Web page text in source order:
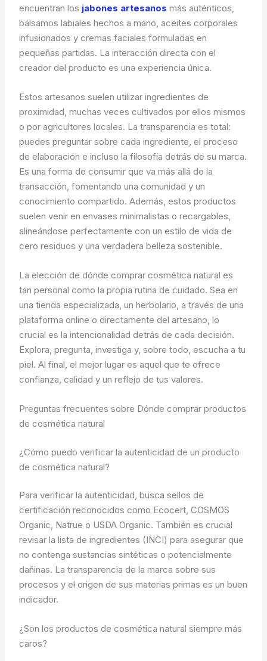
encuentran los jabones artesanos más auténticos,
bálsamos labiales hechos a mano, aceites corporales
infusionados y cremas faciales formuladas en
pequeñas partidas. La interacción directa con el
creador del producto es una experiencia única.
Estos artesanos suelen utilizar ingredientes de
proximidad, muchas veces cultivados por ellos mismos
o por agricultores locales. La transparencia es total:
puedes preguntar sobre cada ingrediente, el proceso
de elaboración e incluso la filosofía detrás de su marca.
Es una forma de consumir que va más allá de la
transacción, fomentando una comunidad y un
conocimiento compartido. Además, estos productos
suelen venir en envases minimalistas o recargables,
alineándose perfectamente con un estilo de vida de
cero residuos y una verdadera belleza sostenible.
La elección de dónde comprar cosmética natural es
tan personal como la propia rutina de cuidado. Sea en
una tienda especializada, un herbolario, a través de una
plataforma online o directamente del artesano, lo
crucial es la intencionalidad detrás de cada decisión.
Explora, pregunta, investiga y, sobre todo, escucha a tu
piel. Al final, el mejor lugar es aquel que te ofrece
confianza, calidad y un reflejo de tus valores.
Preguntas frecuentes sobre Dónde comprar productos
de cosmética natural
¿Cómo puedo verificar la autenticidad de un producto
de cosmética natural?
Para verificar la autenticidad, busca sellos de
certificación reconocidos como Ecocert, COSMOS
Organic, Natrue o USDA Organic. También es crucial
revisar la lista de ingredientes (INCI) para asegurar que
no contenga sustancias sintéticas o potencialmente
dañinas. La transparencia de la marca sobre sus
procesos y el origen de sus materias primas es un buen
indicador.
¿Son los productos de cosmética natural siempre más
caros?